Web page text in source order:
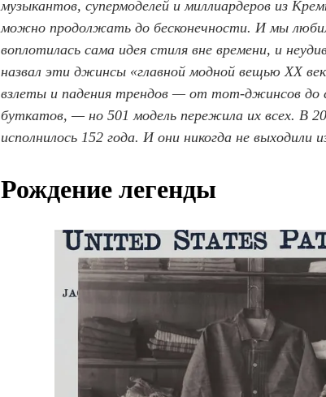
музыкантов, супермоделей и миллиардеров из
можно продолжать до бесконечности. И мы
воплотилась сама идея стиля вне времени, и
назвал эти джинсы «главной модной вещью XX
взлеты и падения трендов — от mom-джинсов до
буткатов, — но 501 модель пережила их всех. В
исполнилось 152 года. И они никогда не выходили
Рождение легенды